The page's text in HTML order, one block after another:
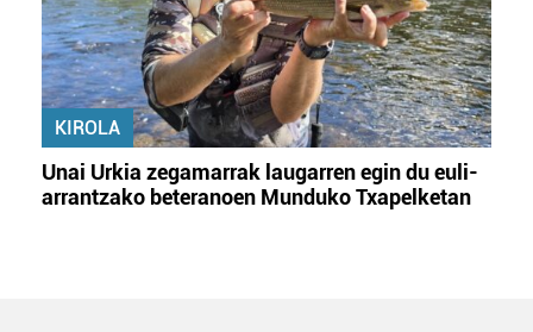
KIROLA
Unai Urkia zegamarrak laugarren egin du euli-
arrantzako beteranoen Munduko Txapelketan